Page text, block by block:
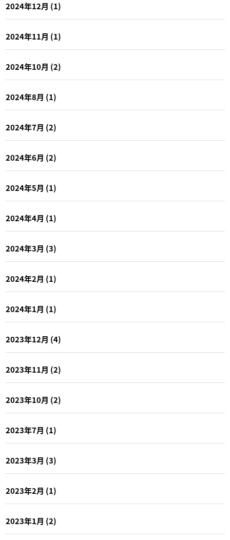
2024年12月 (1)
2024年11月 (1)
2024年10月 (2)
2024年8月 (1)
2024年7月 (2)
2024年6月 (2)
2024年5月 (1)
2024年4月 (1)
2024年3月 (3)
2024年2月 (1)
2024年1月 (1)
2023年12月 (4)
2023年11月 (2)
2023年10月 (2)
2023年7月 (1)
2023年3月 (3)
2023年2月 (1)
2023年1月 (2)